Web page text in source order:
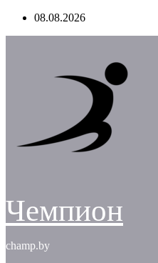
Перейти08.08.2026
Чемпион
champ.by